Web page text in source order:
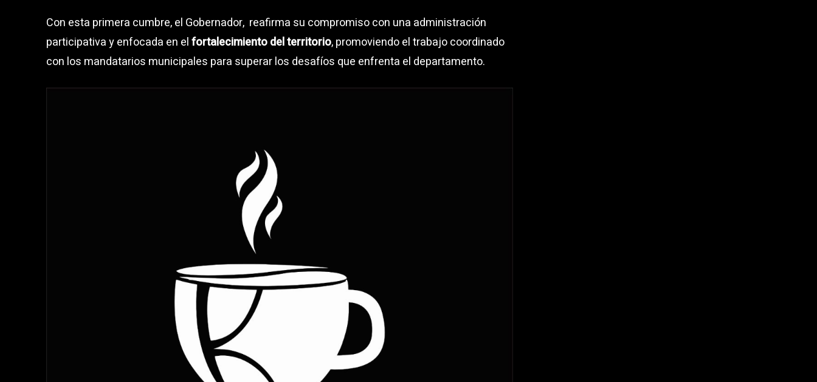
Con esta primera cumbre, el Gobernador, reafirma su compromiso con una administración
participativa y enfocada en elfortalecimiento del territorio, promoviendo el trabajo coordinado
con los mandatarios municipales para superar los desafíos que enfrenta el departamento.